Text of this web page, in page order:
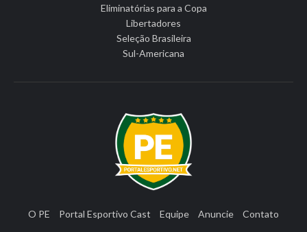
Eliminatórias para a Copa
Libertadores
Seleção Brasileira
Sul-Americana
O PE Portal Esportivo Cast Equipe Anuncie Contato